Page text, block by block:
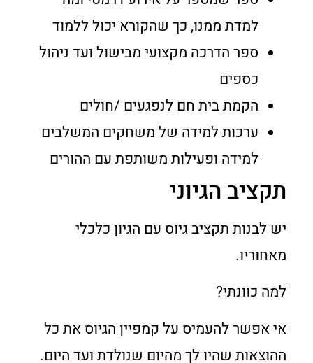
למדת ממנו, כך שהקורא יכול ללמוד
ספר הדרכה מקצועי מבישול ועד ניהול
כספים
הקמת בית חם לנפגעים /חולים
ערכות למידה של משחקים המשלבים
למידה ופעילות משותפת עם ההורים
תקציב הגיוני
יש לבנות תקציב גיוס עם הגיון כלכלי
מאחוריו.
למה כוונתי?
אי אפשר להעמיס על קמפיין הגיוס את כל
ההוצאות שהיו לך מהיום שנולדת ועד היום.